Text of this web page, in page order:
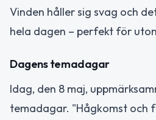
Vinden håller sig svag och
hela dagen – perfekt för
Dagens temadagar
Idag, den 8 maj,
temadagar. "Hågkomst och